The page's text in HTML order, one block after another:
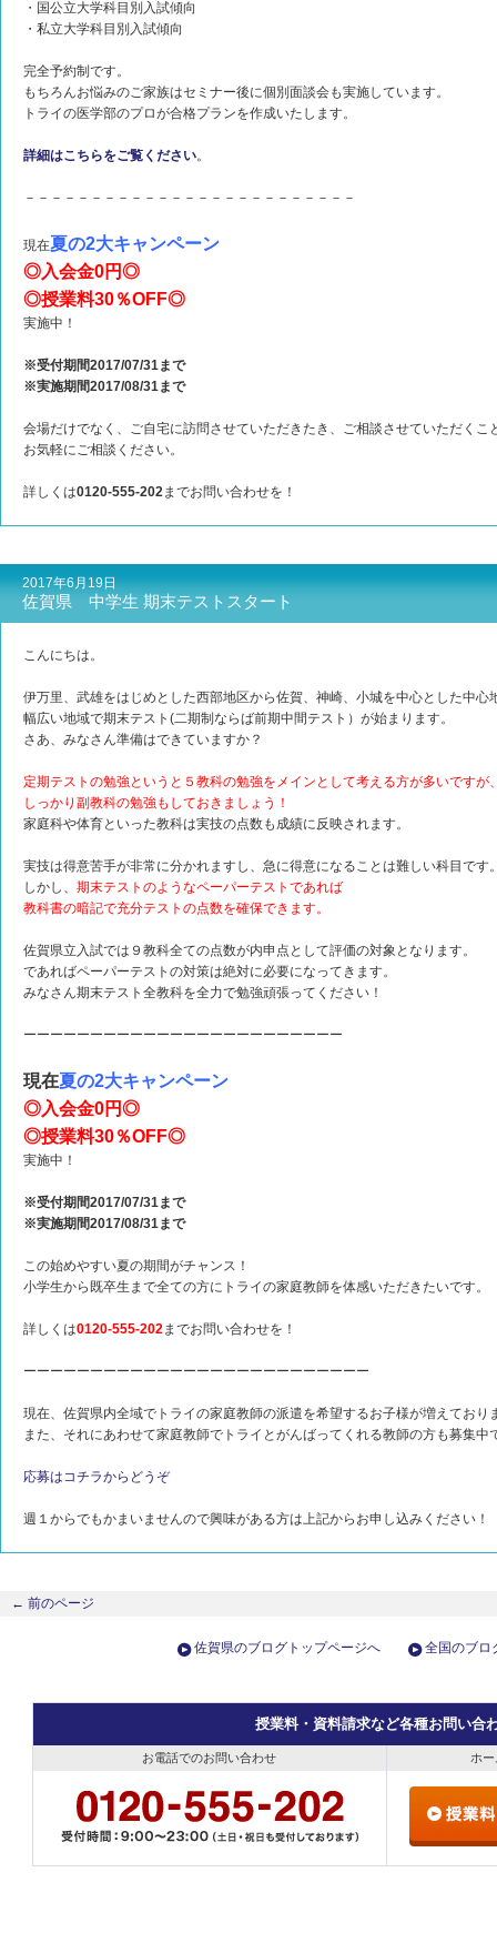
・国公立大学科目別入試傾向
・私立大学科目別入試傾向
完全予約制です。
もちろんお悩みのご家族はセミナー後に個別面談会も実施しています。
トライの医学部のプロが合格プランを作成いたします。
詳細はこちらをご覧ください。
－－－－－－－－－－－－－－－－－－－－－－－－－
現在夏の2大キャンペーン
◎入会金0円◎
◎授業料30％OFF◎
実施中！
※受付期間2017/07/31まで
※実施期間2017/08/31まで
会場だけでなく、ご自宅に訪問させていただきたき、ご相談させていただくこ
お気軽にご相談ください。
詳しくは0120-555-202までお問い合わせを！
2017年6月19日
佐賀県 中学生 期末テストスタート
こんにちは。
伊万里、武雄をはじめとした西部地区から佐賀、神崎、小城を中心とした中心
幅広い地域で期末テスト(二期制ならば前期中間テスト）が始まります。
さあ、みなさん準備はできていますか？
定期テストの勉強というと５教科の勉強をメインとして考える方が多いですが
しっかり副教科の勉強もしておきましょう！
家庭科や体育といった教科は実技の点数も成績に反映されます。
実技は得意苦手が非常に分かれますし、急に得意になることは難しい科目です
しかし、 期末テストのようなペーパーテストであれば
教科書の暗記で充分テストの点数を確保できます。
佐賀県立入試では９教科全ての点数が内申点として評価の対象となります。
であればペーパーテストの対策は絶対に必要になってきます。
みなさん期末テスト全教科を全力で勉強頑張ってください！
ーーーーーーーーーーーーーーーーーーーーーーーー
現在夏の2大キャンペーン
◎入会金0円◎
◎授業料30％OFF◎
実施中！
※受付期間2017/07/31まで
※実施期間2017/08/31まで
この始めやすい夏の期間がチャンス！
小学生から既卒生まで全ての方にトライの家庭教師を体感いただきたいです。
詳しくは0120-555-202までお問い合わせを！
ーーーーーーーーーーーーーーーーーーーーーーーーーー
現在、佐賀県内全域でトライの家庭教師の派遣を希望するお子様が増えており
また、それにあわせて家庭教師でトライとがんばってくれる教師の方も募集中
応募はコチラからどうぞ
週１からでもかまいませんので興味がある方は上記からお申し込みください！
← 前のページ
佐賀県のブログトップページへ 全国のブロ
授業料・資料請求など各種お問い合
お電話でのお問い合わせ ホ